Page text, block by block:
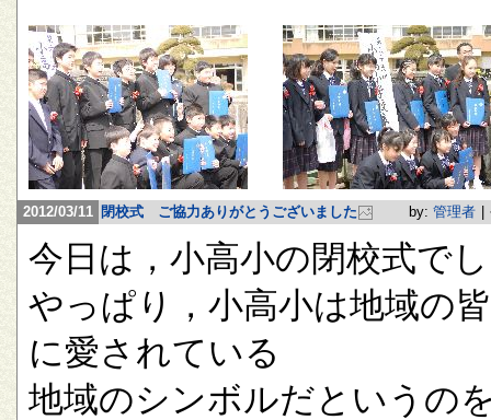
2012/03/11 閉校式 ご協力ありがとうございました by: 管理者
今日は，小高小の閉校式で
やっぱり，小高小は地域の
に愛されている
地域のシンボルだというの